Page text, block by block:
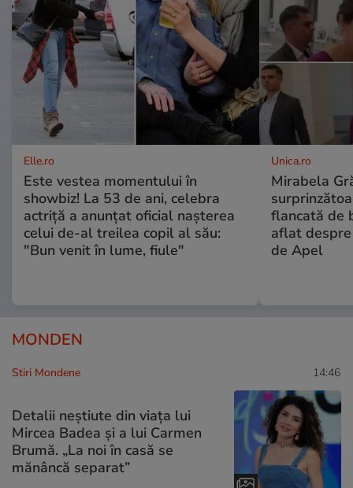
Elle.ro
Este vestea momentului în
showbiz! La 53 de ani, celebra
actriță a anunțat oficial nașterea
celui de-al treilea copil al său:
"Bun venit în lume, fiule"
Unica.ro
Mirabela
flancată de
aflat
de Apel
MONDEN
Stiri Mondene 14:46
Detalii neștiute din viața lui
Mircea Badea și a lui Carmen
Brumă. „La noi în casă se
mănâncă separat”